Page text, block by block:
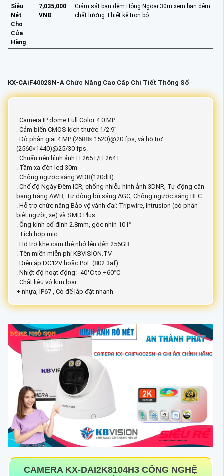
Siêu
Nét
Cho
Cửa
Hàng
7,035,000
VNĐ
Giám sát ban đêm Hồng Ngoại 30m xem ban đêm
chất lượng Thiết kế trọn bộ
KX-CAiF4002SN-A Chức Năng Cao Cấp Chi Tiết Thông Số
. Camera IP dome Full Color 4.0 MP
. Cảm biến CMOS kích thước 1/2.9”
. Độ phân giải 4 MP (2688× 1520)@20 fps, và hỗ trợ
(2560×1440)@25/30 fps.
. Chuẩn nén hình ảnh H.265+/H.264+
. Tầm xa đèn led 30m
. Chống ngược sáng WDR(120dB)
. Chế độ Ngày Đêm ICR, chống nhiễu hình ảnh 3DNR, Tự động cân
bằng trắng AWB, Tự động bù sáng AGC, Chống ngược sáng BLC.
. Hỗ trợ chức năng Bảo vệ vành đai: Tripwire, Intrusion (có phân
biệt người, xe) và SMD Plus
. Ống kính cố định 2.8mm, góc nhìn 101°
. Tích hợp mic
. Hỗ trợ khe cắm thẻ nhớ lên đến 256GB
. Tên miền miễn phí KBVISION.TV
. Điện áp DC12V hoặc PoE (802.3af)
. Nhiệt độ hoạt động: -40°C to +60°C
. Chất liệu vỏ kim loại
+ nhựa, IP67 , Có đế lắp đặt nhanh
CAMERA KX-DAI2K8104H3 CÔNG NGHỆ